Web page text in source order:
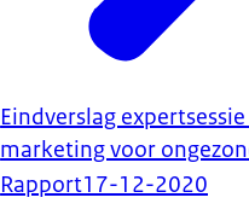
Eindverslag
marketing voor
Rapport17-12-2020